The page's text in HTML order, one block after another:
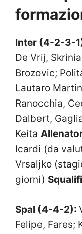
Inter (4-2-3-
De Vrij,
Brozovic;
Lautaro
Ranocchia,
Dalbert,
Keita
Icardi (da
Vrsaljko
giorni)
Spal (4-4-2):
Felipe, Fares;